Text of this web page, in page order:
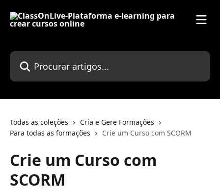
Procurar artigos...
Todas as coleções
Cria e Gere Formações
Para todas as formações
Crie um Curso com SCORM
Crie um Curso com
SCORM